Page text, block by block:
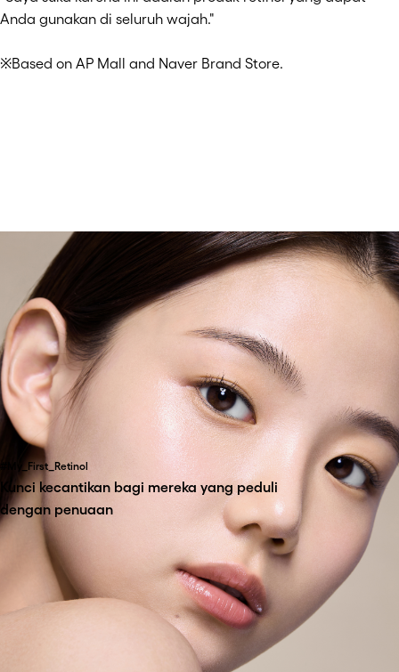
Anda gunakan di seluruh wajah."
※Based on AP Mall and Naver Brand Store.
#My_First_Retinol
Kunci kecantikan bagi mereka yang peduli
dengan penuaan